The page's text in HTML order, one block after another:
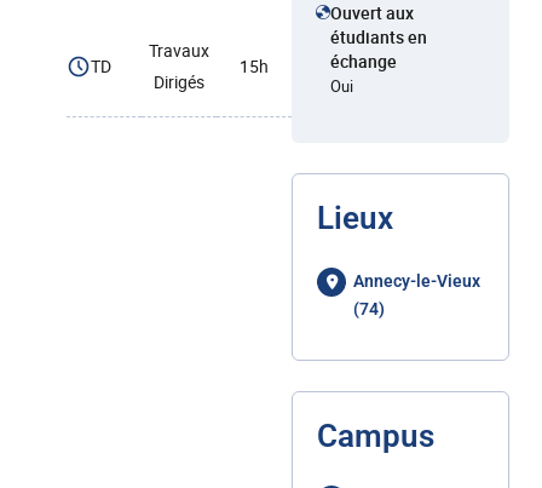
TD
Travaux
Dirigés
15h
Ouvert aux
étudiants en
échange
Oui
Lieux
Annecy-le-Vieux
(74)
Campus